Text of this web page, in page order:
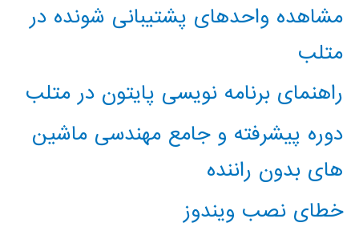
مشاهده واحدهای پشتیبانی شونده در
متلب
راهنمای برنامه نویسی پایتون در متلب
دوره پیشرفته و جامع مهندسی ماشین
های بدون راننده
خطای نصب ویندوز